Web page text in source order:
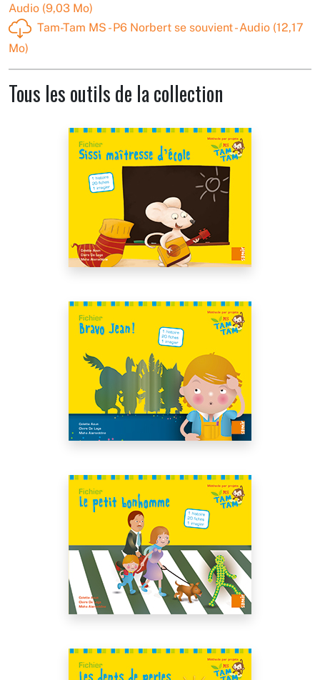
Audio (9,03 Mo)
Tam-Tam MS - P6 Norbert se souvient - Audio (12,17
Mo)
Tous les outils de la collection